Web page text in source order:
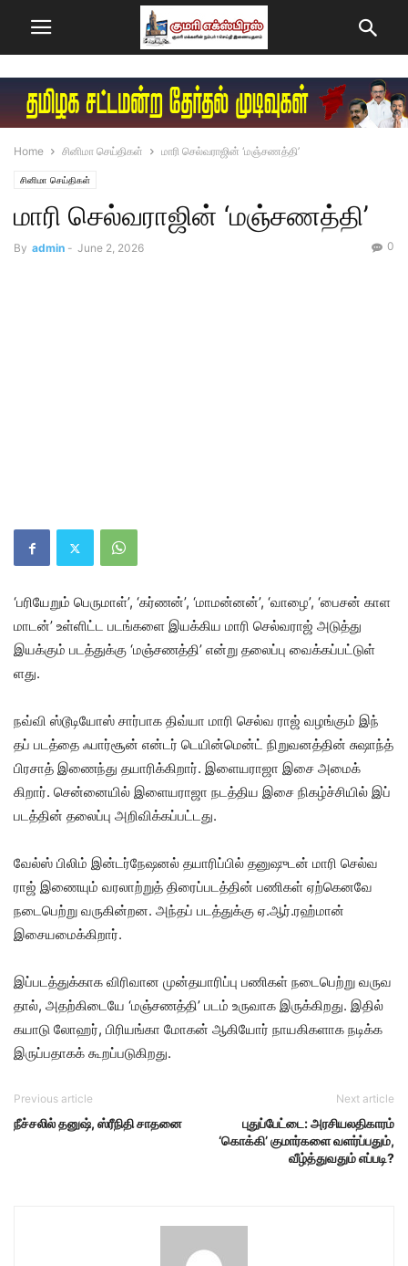
Home சினிமா செய்திகள் மாரி செல்​வ​ராஜின் ‘மஞ்சணத்தி’
சினிமா செய்திகள்
மாரி செல்​வ​ராஜின் ‘மஞ்சணத்தி’
By admin - June 2, 2026 0
‘பரியேறும் பெரு​மாள்’, ‘கர்​ணன்’, ‘மாமன்​னன்’, ‘வாழை’, ‘பைசன் காள​
மாடன்’ உள்​ளிட்ட படங்​களை இயக்​கிய மாரி செல்​வ​ராஜ் அடுத்து
இயக்​கும் படத்​துக்கு ‘மஞ்​சணத்​தி’ என்று தலைப்பு வைக்கப்​பட்​டுள்​
ளது.
நவ்வி ஸ்டூடியோஸ் சார்​பாக திவ்யா மாரி செல்​வ​ ராஜ் வழங்​கும் இந்​
தப் ​படத்தை ஃபார்​சூன் என்​டர் ​டெ​யின்​மென்ட் நிறு​வனத்​தின் சுஷாந்த்
பிர​சாத் இணைந்து தயாரிக்​கிறார். இளை​ய​ராஜா இசை அமைக்​
கிறார். சென்​னை​யில் இளை​ய​ராஜா நடத்​திய இசை நிகழ்ச்​சி​யில் இப்​
படத்​தின் தலைப்பு அறிவிக்​கப்​பட்​டது.
வேல்ஸ் பிலிம் இன்​டர்​நேஷனல் தயாரிப்​பில் தனுஷுடன் மாரி செல்​வ​
ராஜ் இணை​யும் வரலாற்​றுத் திரைப்​படத்​தின் பணி​கள் ஏற்கெனவே
நடை​பெற்று வரு​கின்​றன. அந்​தப் படத்​துக்கு ஏ.ஆர்.ரஹ்​மான்
இசையமைக்​கிறார்.
இப்​படத்​துக்​காக விரி​வான முன்​த​யாரிப்பு பணி​கள் நடை​பெற்று வரு​வ​
தால், அதற்​கிடையே ‘மஞ்​சணத்​தி’ படம் உரு​வாக இருக்கிறது. இதில்
கயாடு லோஹர், பிரி​யங்கா மோகன் ஆகியோர் நாயகி​களாக நடிக்க
இருப்​ப​தாகக் கூறப்​படு​கிறது.
Previous article
நீச்சலில் தனுஷ், ஸ்ரீநிதி சாதனை
Next article
புதுப்பேட்டை: அரசியலதிகாரம்
‘கொக்கி’ குமார்களை வளர்ப்பதும்,
வீழ்த்துவதும் எப்படி?